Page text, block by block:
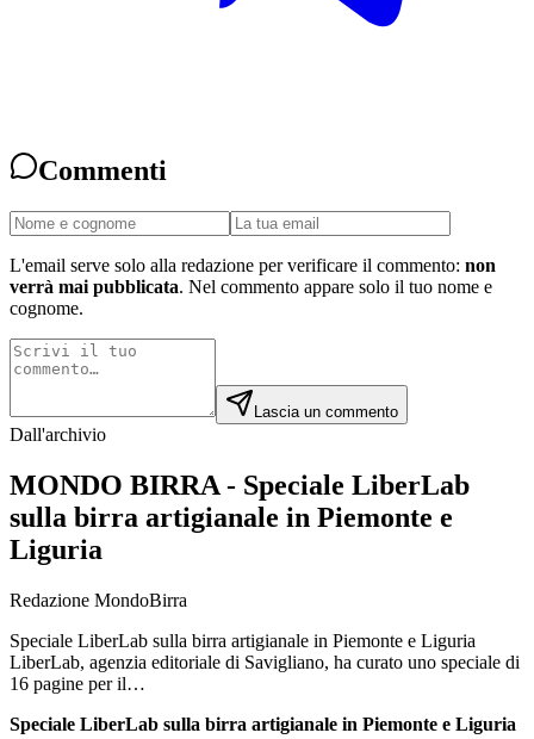
Commenti
L'email serve solo alla redazione per verificare il commento: non
verrà mai pubblicata. Nel commento appare solo il tuo nome e
cognome.
Lascia un commento
Dall'archivio
MONDO BIRRA - Speciale LiberLab
sulla birra artigianale in Piemonte e
Liguria
Redazione MondoBirra
Speciale LiberLab sulla birra artigianale in Piemonte e Liguria
LiberLab, agenzia editoriale di Savigliano, ha curato uno speciale di
16 pagine per il…
Speciale LiberLab sulla birra artigianale in Piemonte e Liguria